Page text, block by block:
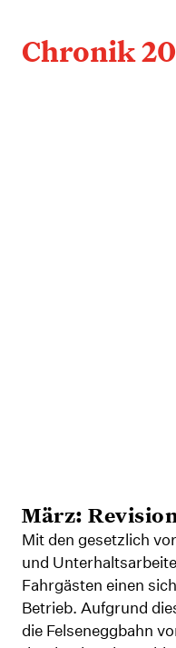
Chronik
März:
Mit den gesetzlich
und
Fahrgästen einen
Betrieb. Aufgrund
die Felseneggbahn